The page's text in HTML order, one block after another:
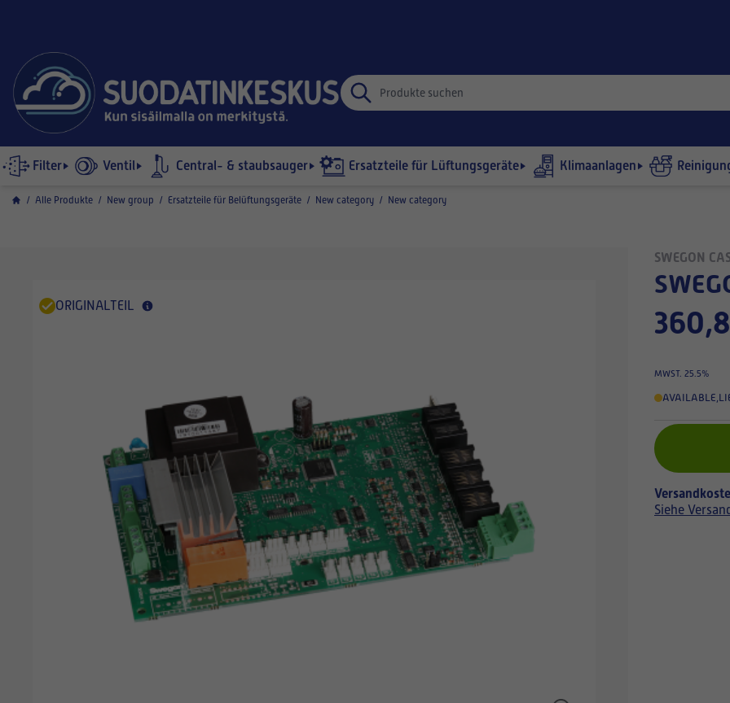
Filter Ventil Central- & staubsauger Ersatzteile für Lüftungsgeräte Klimaanlagen
/ Alle Produkte / New group / Ersatzteile für Belüftungsgeräte / New category / New category
ORIGINALTEIL
SWEGON
MWST. 25.5%
AVAILABLE,
Siehe